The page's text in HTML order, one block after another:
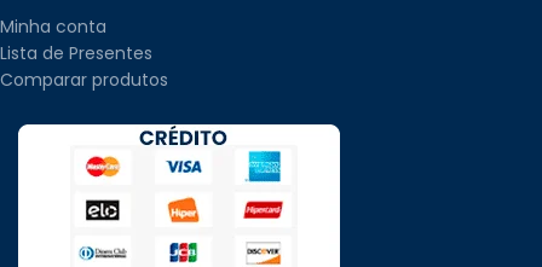
Minha conta
Lista de Presentes
Comparar produtos